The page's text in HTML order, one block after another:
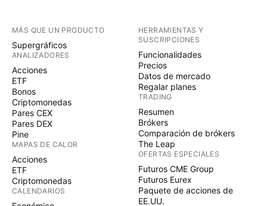
MÁS QUE UN PRODUCTO
Supergráficos
ANALIZADORES
Acciones
ETF
Bonos
Criptomonedas
Pares CEX
Pares DEX
Pine
MAPAS DE CALOR
Acciones
ETF
Criptomonedas
CALENDARIOS
HERRAMIENTAS Y
SUSCRIPCIONES
Funcionalidades
Precios
Datos de mercado
Regalar planes
TRADING
Resumen
Brókers
Comparación de brókers
The Leap
OFERTAS ESPECIALES
Futuros CME Group
Futuros Eurex
Paquete de acciones de
EE.UU.